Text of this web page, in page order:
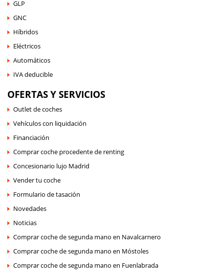
GLP
GNC
Híbridos
Eléctricos
Automáticos
IVA deducible
OFERTAS Y SERVICIOS
Outlet de coches
Vehículos con liquidación
Financiación
Comprar coche procedente de renting
Concesionario lujo Madrid
Vender tu coche
Formulario de tasación
Novedades
Noticias
Comprar coche de segunda mano en Navalcarnero
Comprar coche de segunda mano en Móstoles
Comprar coche de segunda mano en Fuenlabrada